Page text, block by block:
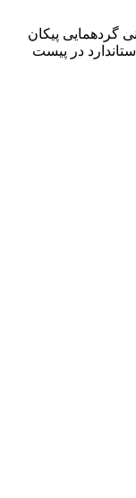
گردهمایی پیکان
در پیست